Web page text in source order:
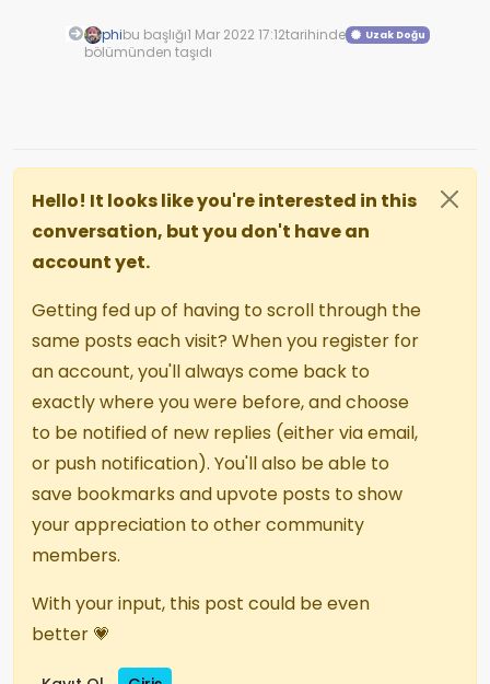
phibu başlığı1 Mar 2022 17:12tarihinde Uzak Doğu
bölümünden taşıdı
Hello! It looks like you're interested in this
conversation, but you don't have an
account yet.
Getting fed up of having to scroll through the
same posts each visit? When you register for
an account, you'll always come back to
exactly where you were before, and choose
to be notified of new replies (either via email,
or push notification). You'll also be able to
save bookmarks and upvote posts to show
your appreciation to other community
members.
With your input, this post could be even
better 💗